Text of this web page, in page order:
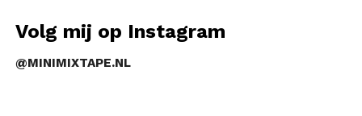
Volg mij op Instagram
@MINIMIXTAPE.NL